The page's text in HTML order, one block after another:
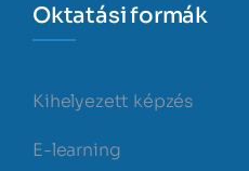
Oktatási formák
Kihelyezett képzés
E-learning